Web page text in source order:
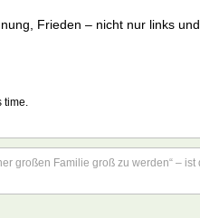
Frieden – nicht nur links
time.
großen Familie groß zu werden“ – ist